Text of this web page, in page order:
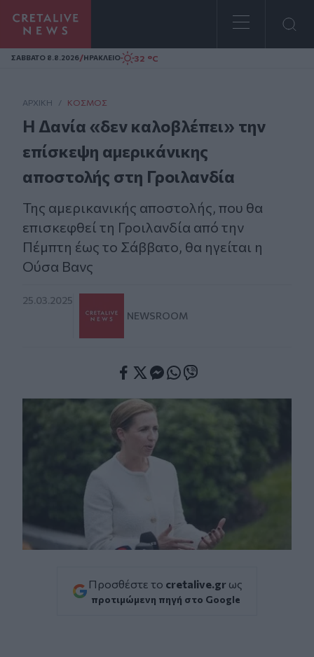
Homepage
ΣAΒΒΑΤΟ 8.8.2026/ΗΡΑΚΛΕΙΟ 32 °C
ΑΡΧΙΚΗ / ΚΌΣΜΟΣ
Η Δανία «δεν καλοβλέπει» την
επίσκεψη αμερικάνικης
αποστολής στη Γροιλανδία
Της αμερικανικής αποστολής, που θα
επισκεφθεί τη Γροιλανδία από την
Πέμπτη έως το Σάββατο, θα ηγείται η
Ούσα Βανς
25.03.2025
NEWSROOM
Προσθέστε το cretalive.gr ως
προτιμώμενη πηγή στο Google